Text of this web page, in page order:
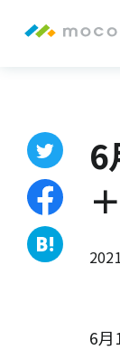
6
6月